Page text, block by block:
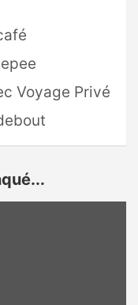
Voyage Privé